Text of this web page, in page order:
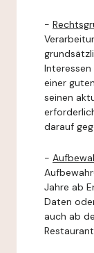
-
einer
seinen
darauf
-
Jahre ab
Daten
auch ab